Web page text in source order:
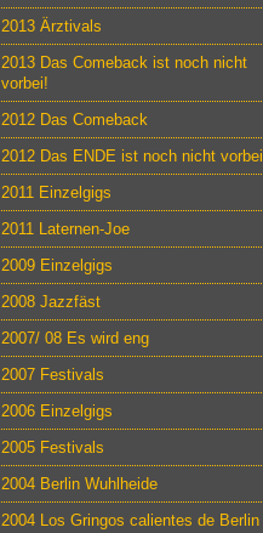
2013 Ärztivals
2013 Das Comeback ist noch nicht
vorbei!
2012 Das Comeback
2012 Das ENDE ist noch nicht vorbei
2011 Einzelgigs
2011 Laternen-Joe
2009 Einzelgigs
2008 Jazzfäst
2007/ 08 Es wird eng
2007 Festivals
2006 Einzelgigs
2005 Festivals
2004 Berlin Wuhlheide
2004 Los Gringos calientes de Berlin